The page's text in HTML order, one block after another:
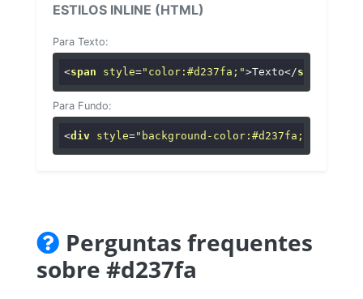
ESTILOS INLINE (HTML)
Para Texto:
<span style="color:#d237fa;">Texto</span
Para Fundo:
<div style="background-color:#d237fa;"
Perguntas frequentes
sobre #d237fa